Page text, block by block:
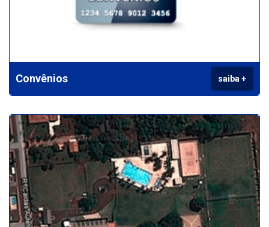
Convênios saiba +